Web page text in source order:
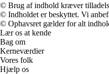
© Brug af indhold kræver
© Indholdet er beskyttet. Vi
© Ophavsret gælder for alt
Lær os at kende
Bag om
Kerneværdier
Vores folk
Hjælp os